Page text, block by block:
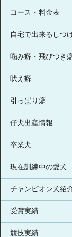
コース・料金表
自宅で出来るしつ
噛み癖・飛びつき
吠え癖
引っぱり癖
仔犬出産情報
卒業犬
現在訓練中の愛犬
チャンピオン犬紹
受賞実績
競技実績